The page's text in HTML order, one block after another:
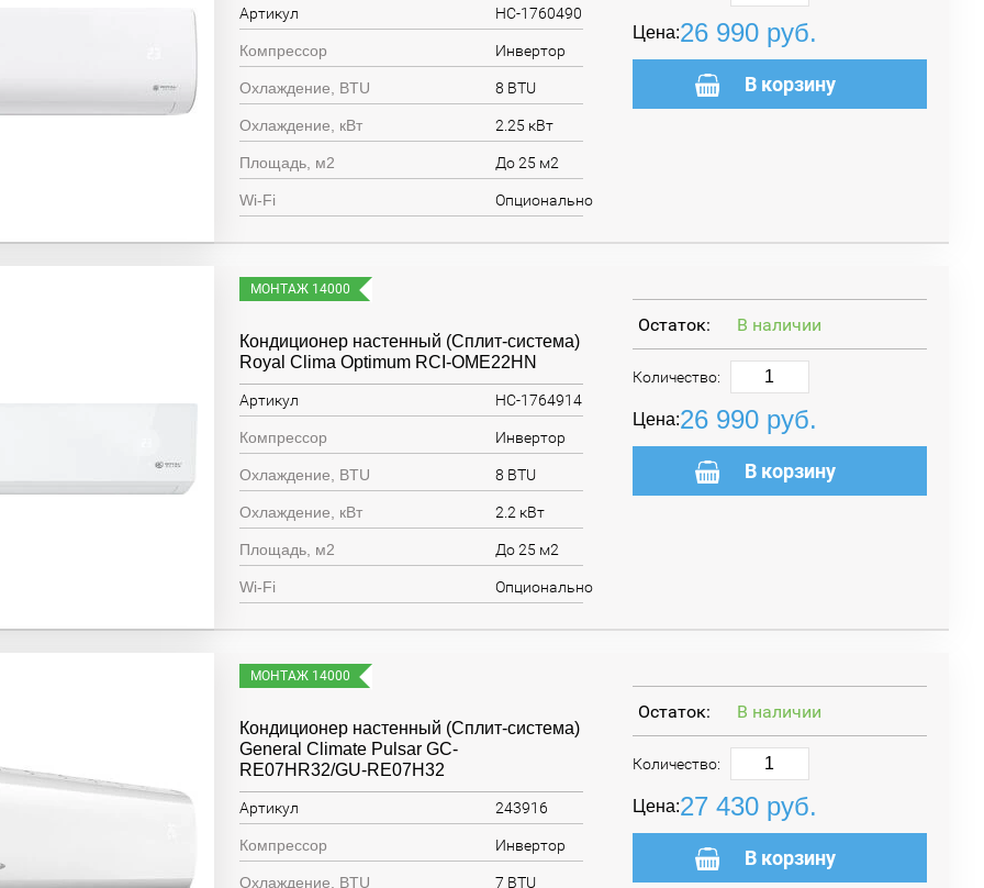
Артикул НС-1760490
Компрессор Инвертор
Охлаждение, BTU 8 BTU
Охлаждение, кВт 2.25 кВт
Площадь, м2 До 25 м2
Wi-Fi Опционально
Цена:26 990руб.
В корзину
МОНТАЖ 14000
Кондиционер настенный (Сплит-система)
Royal Clima Optimum RCI-OME22HN
Артикул НС-1764914
Компрессор Инвертор
Охлаждение, BTU 8 BTU
Охлаждение, кВт 2.2 кВт
Площадь, м2 До 25 м2
Wi-Fi Опционально
Цена:26 990руб.
Остаток: В наличии
Количество:
В корзину
МОНТАЖ 14000
Кондиционер настенный (Сплит-система)
General Climate Pulsar GC-
RE07HR32/GU-RE07H32
Артикул 243916
Компрессор Инвертор
Охлаждение, BTU 7 BTU
Цена:27 430руб.
Остаток: В наличии
Количество:
В корзину